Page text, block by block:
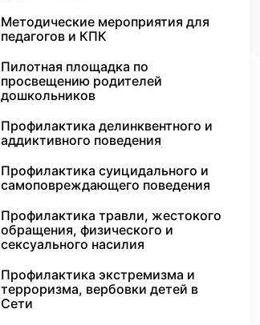
Методические мероприятия для
педагогов и КПК
Пилотная площадка по
просвещению родителей
дошкольников
Профилактика делинквентного и
аддиктивного поведения
Профилактика суицидального и
самоповреждающего поведения
Профилактика травли, жестокого
обращения, физического и
сексуального насилия
Профилактика экстремизма и
терроризма, вербовки детей в
Сети